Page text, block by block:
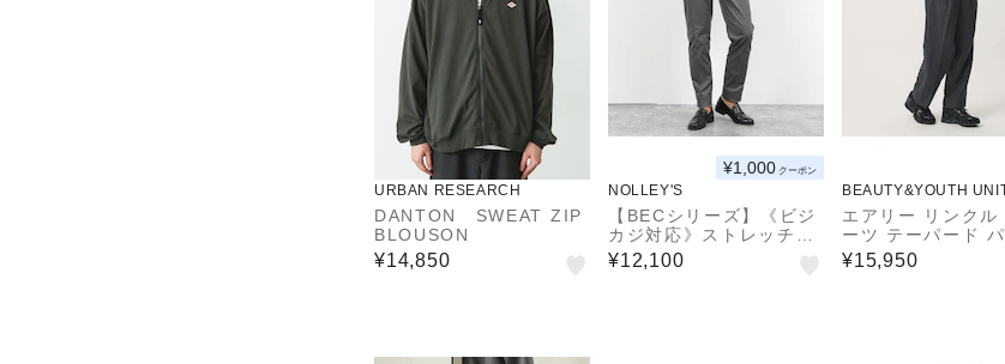
URBAN RESEARCH
DANTON SWEAT ZIP
BLOUSON
¥14,850
¥1,000 クーポン
NOLLEY'S
【BECシリーズ】《ビジ
カジ対応》ストレッチチ
ノトラウザーズ 26AW
¥12,100
BEAUTY&YOUTH
ROWS
エアリー リンクル
ーツ テーパード パ
NO.9
¥15,950